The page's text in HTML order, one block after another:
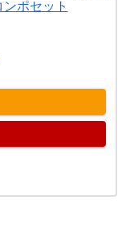
ポセット